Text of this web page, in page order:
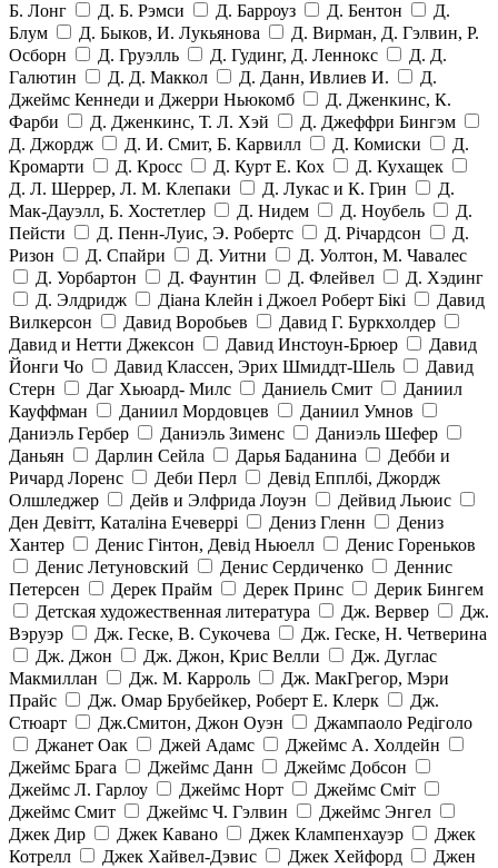
Б. Лонг
Д. Б. Рэмси Д. Барроуз Д. Бентон
Д.
Блум
Д. Быков, И. Лукьянова
Д. Вирман, Д. Гэлвин, Р.
Осборн
Д. Груэлль Д. Гудинг, Д. Леннокс
Д. Д.
Галютин
Д. Д. Маккол Д. Данн, Ивлиев И.
Д.
Джеймс Кеннеди и Джерри Ньюкомб
Д. Дженкинс, К.
Фарби
Д. Дженкинс, Т. Л. Хэй
Д. Джеффри Бингэм
Д. Джордж
Д. И. Смит, Б. Карвилл Д. Комиски
Д.
Кромарти
Д. Кросс Д. Курт Е. Кох
Д. Кухащек
Д. Л. Шеррер, Л. М. Клепаки
Д. Лукас и К. Грин
Д.
Мак-Дауэлл, Б. Хостетлер
Д. Нидем Д. Ноубель
Д.
Пейсти
Д. Пенн-Луис, Э. Робертс Д. Річардсон
Д.
Ризон
Д. Спайри Д. Уитни
Д. Уолтон, М. Чавалес
Д. Уорбартон
Д. Фаунтин Д. Флейвел
Д. Хэдинг
Д. Элдридж
Діана Клейн і Джоел Роберт Бікі
Давид
Вилкерсон
Давид Воробьев
Давид Г. Буркхолдер
Давид и Нетти Джексон
Давид Инстоун-Брюер
Давид
Йонги Чо
Давид Классен, Эрих Шмиддт-Шель
Давид
Стерн
Даг Хьюард- Милс Даниель Смит
Даниил
Кауффман
Даниил Мордовцев
Даниил Умнов
Даниэль Гербер
Даниэль Зименс
Даниэль Шефер
Даньян
Дарлин Сейла Дарья Баданина
Дебби и
Ричард Лоренс
Деби Перл
Девід Епплбі, Джордж
Олшледжер
Дейв и Элфрида Лоуэн
Дейвид Льюис
Ден Девітт, Каталіна Ечеверрі
Дениз Гленн
Дениз
Хантер
Денис Гінтон, Девід Ньюелл
Денис Гореньков
Денис Летуновский
Денис Сердиченко
Деннис
Петерсен
Дерек Прайм Дерек Принс
Дерик Бингем
Детская художественная литература
Дж. Вервер
Дж.
Вэруэр
Дж. Геске, В. Сукочева
Дж. Геске, Н. Четверина
Дж. Джон
Дж. Джон, Крис Велли
Дж. Дуглас
Макмиллан
Дж. М. Карроль
Дж. МакГрегор, Мэри
Прайс
Дж. Омар Брубейкер, Роберт Е. Клерк
Дж.
Стюарт
Дж.Смитон, Джон Оуэн
Джампаоло Редіголо
Джанет Оак
Джей Адамс
Джеймс А. Холдейн
Джеймс Брага
Джеймс Данн
Джеймс Добсон
Джеймс Л. Гарлоу
Джеймс Норт
Джеймс Сміт
Джеймс Смит
Джеймс Ч. Гэлвин
Джеймс Энгел
Джек Дир
Джек Кавано Джек Клампенхауэр
Джек
Котрелл
Джек Хайвел-Дэвис Джек Хейфорд
Джен